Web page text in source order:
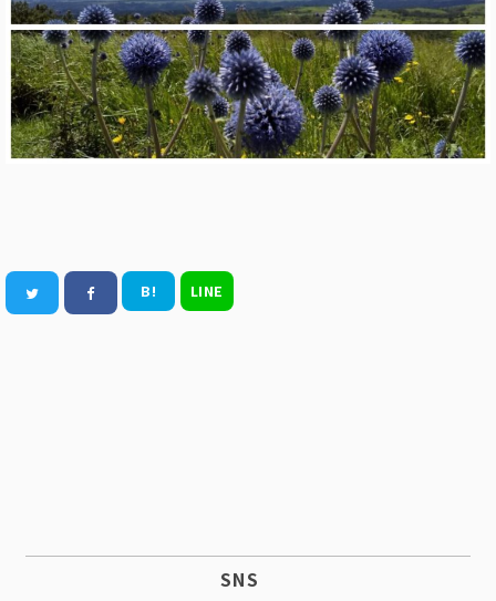
B! LINE
SNS